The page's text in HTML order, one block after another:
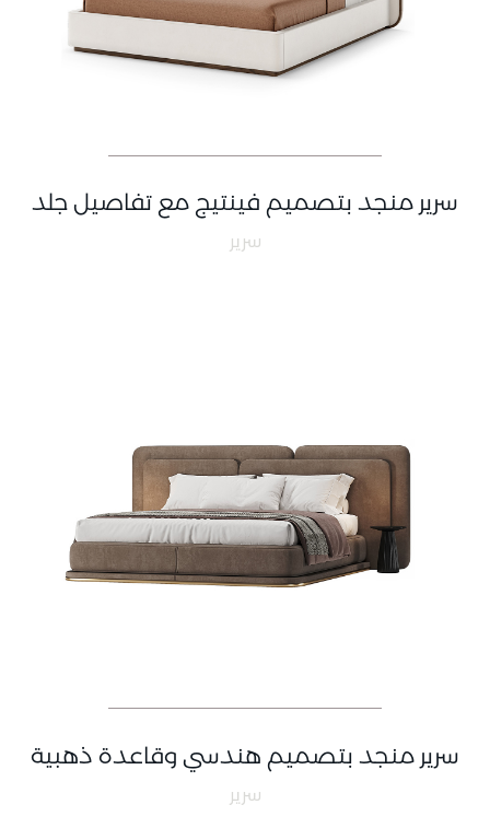
سرير منجد بتصميم فينتيج مع تفاصيل جلد
سرير
سرير منجد بتصميم هندسي وقاعدة ذهبية
سرير